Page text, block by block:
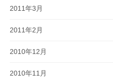
2011年3月
2011年2月
2010年12月
2010年11月